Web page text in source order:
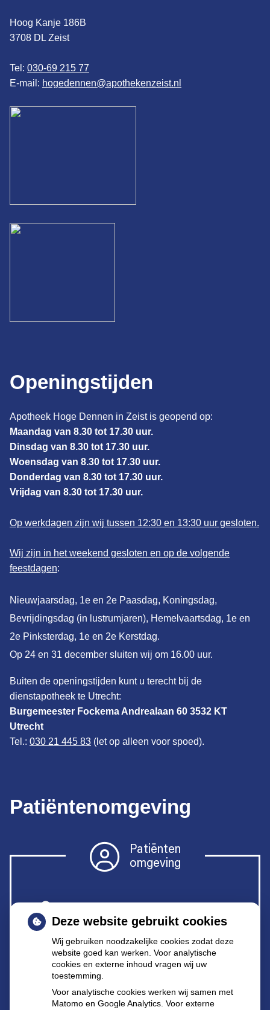
Hoog Kanje 186B
3708 DL Zeist
Tel: 030-69 215 77
E-mail: hogedennen@apothekenzeist.nl
Openingstijden
Apotheek Hoge Dennen in Zeist is geopend op:
Maandag van 8.30 tot 17.30 uur.
Dinsdag van 8.30 tot 17.30 uur.
Woensdag van 8.30 tot 17.30 uur.
Donderdag van 8.30 tot 17.30 uur.
Vrijdag van 8.30 tot 17.30 uur.
Op werkdagen zijn wij tussen 12:30 en 13:30 uur gesloten.
Wij zijn in het weekend gesloten en op de volgende
feestdagen:
Nieuwjaarsdag, 1e en 2e Paasdag, Koningsdag,
Bevrijdingsdag (in lustrumjaren), Hemelvaartsdag, 1e en
2e Pinksterdag, 1e en 2e Kerstdag.
Op 24 en 31 december sluiten wij om 16.00 uur.
Buiten de openingstijden kunt u terecht bij de
dienstapotheek te Utrecht:
Burgemeester Fockema Andrealaan 60 3532 KT
Utrecht
Tel.: 030 21 445 83 (let op alleen voor spoed).
Patiëntenomgeving
Patiënten
omgeving
Anticonceptiemiddelen
Diabetesmiddelen
Deze website gebruikt cookies
Wij gebruiken noodzakelijke cookies zodat deze
website goed kan werken. Voor analytische
cookies en externe inhoud vragen wij uw
toestemming.
Voor analytische cookies werken wij samen met
Matomo en Google Analytics. Voor externe